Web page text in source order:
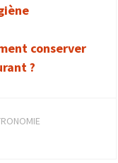
conserver
?